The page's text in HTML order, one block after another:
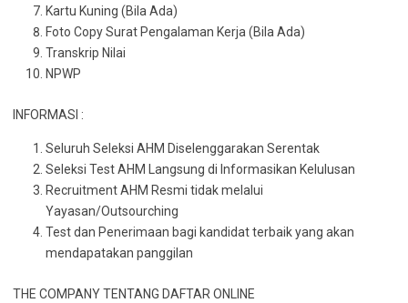
Kartu Kuning (Bila Ada)
Foto Copy Surat Pengalaman Kerja (Bila Ada)
Transkrip Nilai
NPWP
INFORMASI :
Seluruh Seleksi AHM Diselenggarakan Serentak
Seleksi Test AHM Langsung di Informasikan Kelulusan
Recruitment AHM Resmi tidak melalui
Yayasan/Outsourching
Test dan Penerimaan bagi kandidat terbaik yang akan
mendapatakan panggilan
THE COMPANY TENTANG DAFTAR ONLINE